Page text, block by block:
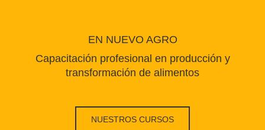
EN NUEVO AGRO
Capacitación profesional en producción y
transformación de alimentos
NUESTROS CURSOS